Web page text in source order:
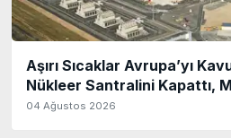
Aşırı Sıcaklar Avrupa’yı
Nükleer Santralini Kapattı,
04 Ağustos 2026